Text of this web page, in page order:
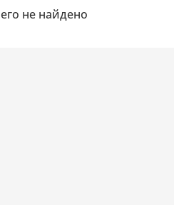
не найдено